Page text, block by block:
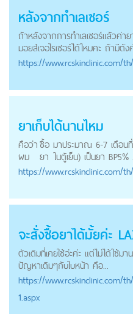
หลังจากทำเลเซอร์
ถ้าหลังจากการทำเลเซอร์แล้วค่า
มอยส์เจอไรเซอร์ได้ไหมคะ ถ้ามีตัง
https://www.rcskinclinic.com/
ยาเก็บได้นานไหม
คือว่า
ผม
ซื้อ
ยา
มาประมาณ 6-7 เดือนที่
ในตู้เย็น) เป็นยา BP5%
https://www.rcskinclinic.com/
จะสั่งซื้อยาได้มั้ยค่ะ
ตัวเดิมที่เคยใช้อ่ะค่ะ แต่ไม่ได้ใช้
ปัญหาเดิมๆกับใบหน้า คือ...
https://www.rcskinclinic.com/
1.aspx